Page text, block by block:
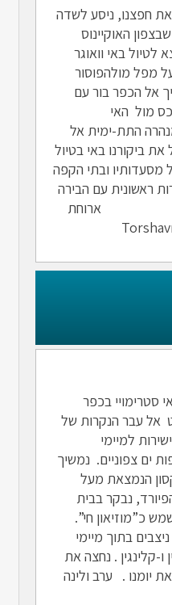
חפצנו, ניסע לשדה
האוקיינוס
באי וואוגר
מפל מולהפוסור
אל הכפר בור עם
מול האי
התת-ימית אל
את ביקורנו באי בטיול
מסעדותיו ובתי הקפה
ראשונית עם הבירה
ארוחת
סטרימויי בכפר
אל עבר הנקרות של
למיימי
ים צפוניים. נמשיך
הנמצאת מעל
נבקר בבית
כ”מוזיאון חי”.
בתוך מיימי
ו-קלינגין . נחצה את
יומנו . ערב ולינה